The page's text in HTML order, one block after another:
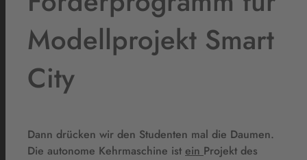
Modellprojekt Smart
City
Dann drücken wir den Studenten mal die Daumen.
Die autonome Kehrmaschine ist ein Projekt des